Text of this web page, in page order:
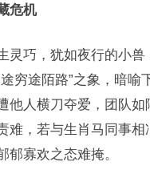
危机
灵巧，犹如夜行的小兽
穷途陌路”之象，暗喻
他人横刀夺爱，团队如
难，若与生肖马同事相
郁寡欢之态难掩。